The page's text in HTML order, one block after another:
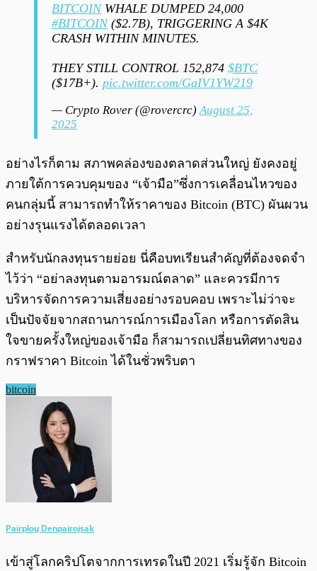
BITCOINWHALE DUMPED 24,000
#BITCOIN($2.7B), TRIGGERING A $4K
CRASH WITHIN MINUTES.
THEY STILL CONTROL 152,874 $BTC
($17B+). pic.twitter.com/GaIV1YW219
— Crypto Rover (@rovercrc)August 25,
2025
อย่างไรก็ตาม สภาพคล่องของตลาดส่วนใหญ่ ยังคงอยู่
ภายใต้การควบคุมของ “เจ้ามือ”ซึ่งการเคลื่อนไหวของ
คนกลุ่มนี้ สามารถทำให้ราคาของ Bitcoin (BTC) ผันผวน
อย่างรุนแรงได้ตลอดเวลา
สำหรับนักลงทุนรายย่อย นี่คือบทเรียนสำคัญที่ต้องจดจำ
ไว้ว่า “อย่าลงทุนตามอารมณ์ตลาด” และควรมีการ
บริหารจัดการความเสี่ยงอย่างรอบคอบ เพราะไม่ว่าจะ
เป็นปัจจัยจากสถานการณ์การเมืองโลก หรือการตัดสิน
ใจขายครั้งใหญ่ของเจ้ามือ ก็สามารถเปลี่ยนทิศทางของ
กราฟราคา Bitcoin ได้ในชั่วพริบตา
bitcoin
Pairploy Denpairojsak
เข้าสู่โลกคริปโตจากการเทรดในปี 2021 เริ่มรู้จัก Bitcoin